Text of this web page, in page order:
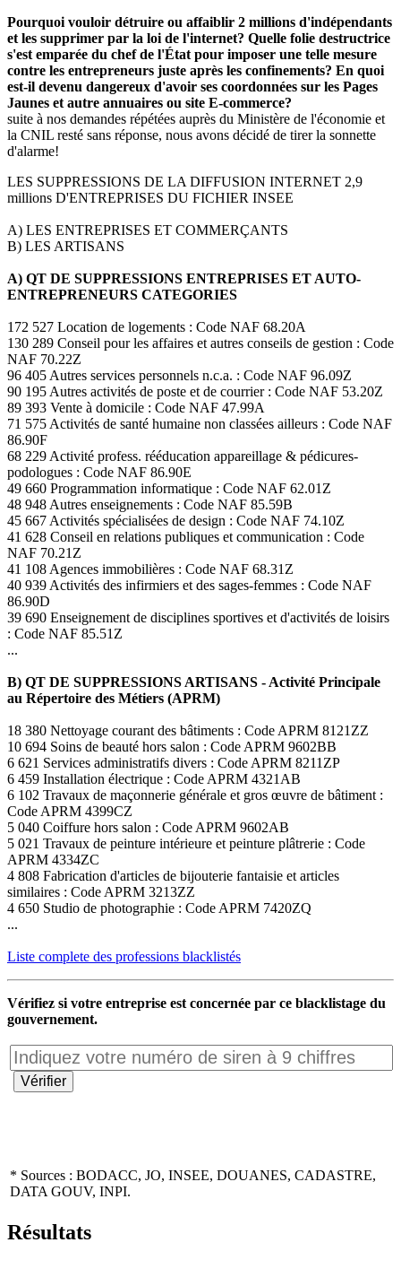
Pourquoi vouloir détruire ou affaiblir 2 millions d'indépendants
et les supprimer par la loi de l'internet? Quelle folie destructrice
s'est emparée du chef de l'État pour imposer une telle mesure
contre les entrepreneurs juste après les confinements? En quoi
est-il devenu dangereux d'avoir ses coordonnées sur les Pages
Jaunes et autre annuaires ou site E-commerce?
suite à nos demandes répétées auprès du Ministère de l'économie et
la CNIL resté sans réponse, nous avons décidé de tirer la sonnette
d'alarme!
LES SUPPRESSIONS DE LA DIFFUSION INTERNET 2,9
millions D'ENTREPRISES DU FICHIER INSEE
A) LES ENTREPRISES ET COMMERÇANTS
B) LES ARTISANS
A) QT DE SUPPRESSIONS ENTREPRISES ET AUTO-
ENTREPRENEURS CATEGORIES
172 527 Location de logements : Code NAF 68.20A
130 289 Conseil pour les affaires et autres conseils de gestion : Code
NAF 70.22Z
96 405 Autres services personnels n.c.a. : Code NAF 96.09Z
90 195 Autres activités de poste et de courrier : Code NAF 53.20Z
89 393 Vente à domicile : Code NAF 47.99A
71 575 Activités de santé humaine non classées ailleurs : Code NAF
86.90F
68 229 Activité profess. rééducation appareillage & pédicures-
podologues : Code NAF 86.90E
49 660 Programmation informatique : Code NAF 62.01Z
48 948 Autres enseignements : Code NAF 85.59B
45 667 Activités spécialisées de design : Code NAF 74.10Z
41 628 Conseil en relations publiques et communication : Code
NAF 70.21Z
41 108 Agences immobilières : Code NAF 68.31Z
40 939 Activités des infirmiers et des sages-femmes : Code NAF
86.90D
39 690 Enseignement de disciplines sportives et d'activités de loisirs
: Code NAF 85.51Z
...
B) QT DE SUPPRESSIONS ARTISANS - Activité Principale
au Répertoire des Métiers (APRM)
18 380 Nettoyage courant des bâtiments : Code APRM 8121ZZ
10 694 Soins de beauté hors salon : Code APRM 9602BB
6 621 Services administratifs divers : Code APRM 8211ZP
6 459 Installation électrique : Code APRM 4321AB
6 102 Travaux de maçonnerie générale et gros œuvre de bâtiment :
Code APRM 4399CZ
5 040 Coiffure hors salon : Code APRM 9602AB
5 021 Travaux de peinture intérieure et peinture plâtrerie : Code
APRM 4334ZC
4 808 Fabrication d'articles de bijouterie fantaisie et articles
similaires : Code APRM 3213ZZ
4 650 Studio de photographie : Code APRM 7420ZQ
...
Liste complete des professions blacklistés
Vérifiez si votre entreprise est concernée par ce blacklistage du
gouvernement.
* Sources : BODACC, JO, INSEE, DOUANES, CADASTRE,
DATA GOUV, INPI.
Résultats